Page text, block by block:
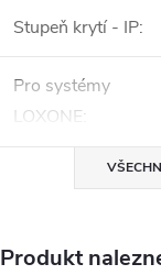
Stupeň krytí - IP:
Pro systémy
LOXONE:
Produkt